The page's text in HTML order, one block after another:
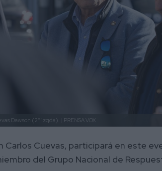
Dawson (2º izqda). | PRENSA VOX
Carlos Cuevas, participará en este
del Grupo Nacional de